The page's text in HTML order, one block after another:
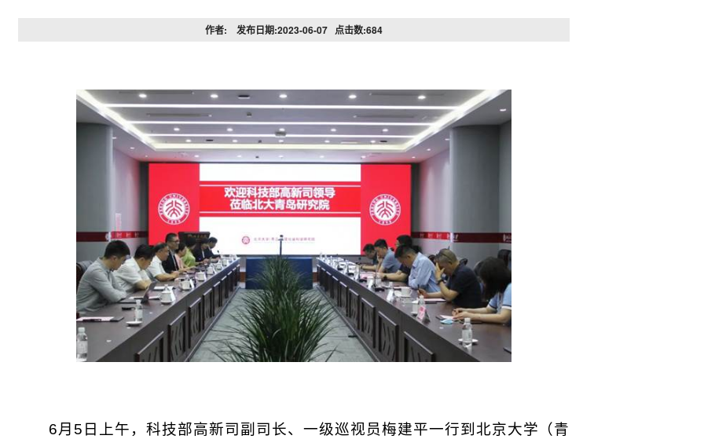
作者: 发布日期:2023-06-07 点击数:684
6月 5 日上午，科技部高新司副司长、一级巡视员梅建平一行到北京大学（青